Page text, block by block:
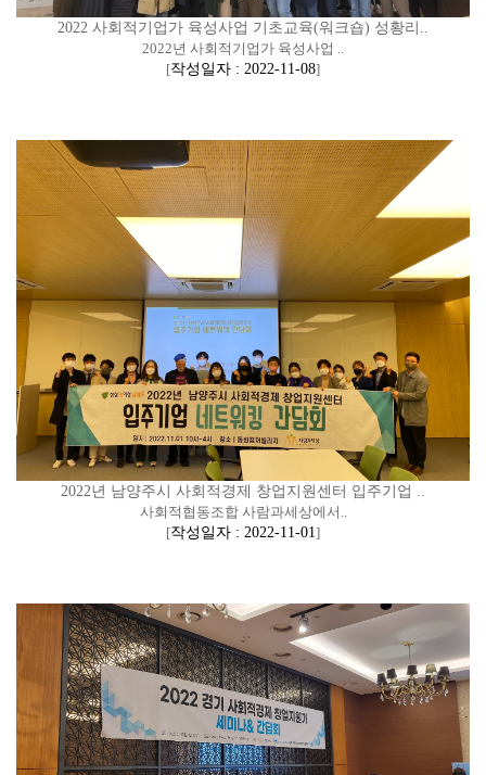
2022 사회적기업가 육성사업 기초교육(워크숍) 성황리..
2022년 사회적기업가 육성사업 ..
[작성일자 : 2022-11-08]
2022년 남양주시 사회적경제 창업지원센터 입주기업 ..
사회적협동조합 사람과세상에서..
[작성일자 : 2022-11-01]